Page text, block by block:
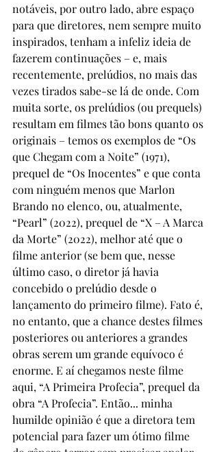
notáveis, por outro lado, abre espaço
para que diretores, nem sempre muito
inspirados, tenham a infeliz ideia de
fazerem continuações – e, mais
recentemente, prelúdios, no mais das
vezes tirados sabe-se lá de onde. Com
muita sorte, os prelúdios (ou prequels)
resultam em filmes tão bons quanto os
originais – temos os exemplos de “Os
que Chegam com a Noite” (1971),
prequel de “Os Inocentes” e que conta
com ninguém menos que Marlon
Brando no elenco, ou, atualmente,
“Pearl” (2022), prequel de “X – A Marca
da Morte” (2022), melhor até que o
filme anterior (se bem que, nesse
último caso, o diretor já havia
concebido o prelúdio desde o
lançamento do primeiro filme). Fato é,
no entanto, que a chance destes filmes
posteriores ou anteriores a grandes
obras serem um grande equívoco é
enorme. E aí chegamos neste filme
aqui, “A Primeira Profecia”, prequel da
obra “A Profecia”. Então... minha
humilde opinião é que a diretora tem
potencial para fazer um ótimo filme